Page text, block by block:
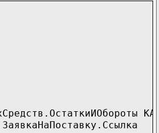
КАК